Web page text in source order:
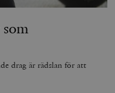
drag är rädslan för att